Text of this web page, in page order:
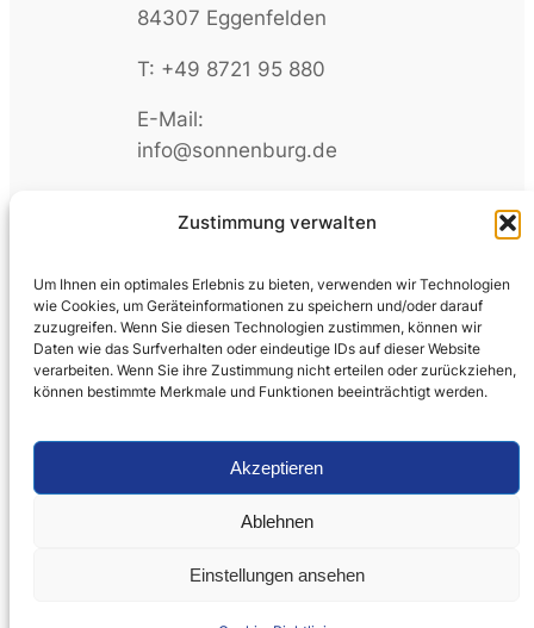
Zustimmung verwalten
Um Ihnen ein optimales Erlebnis zu bieten, verwenden wir Technologien
wie Cookies, um Geräteinformationen zu speichern und/oder darauf
zuzugreifen. Wenn Sie diesen Technologien zustimmen, können wir
Daten wie das Surfverhalten oder eindeutige IDs auf dieser Website
verarbeiten. Wenn Sie ihre Zustimmung nicht erteilen oder zurückziehen,
können bestimmte Merkmale und Funktionen beeinträchtigt werden.
Akzeptieren
Ablehnen
Einstellungen ansehen
84307 Eggenfelden
T: +49 8721 95 880
E-Mail:
info@sonnenburg.de
Datenschutzerklärung